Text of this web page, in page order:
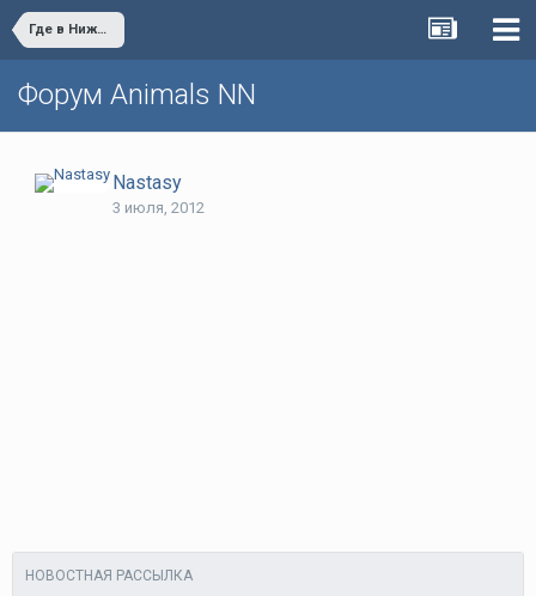
Где в Нижнем сделать террариум для черепахи на заказ и купить все для черепашки
Форум Animals NN
Nastasy
3 июля, 2012
НОВОСТНАЯ РАССЫЛКА